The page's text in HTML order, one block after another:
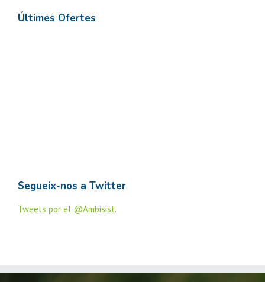
Últimes Ofertes
Segueix-nos a Twitter
Tweets por el @Ambisist.